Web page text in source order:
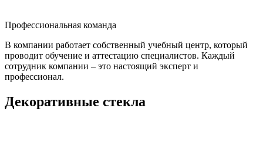
Профессиональная команда
В компании работает собственный учебный центр, который
проводит обучение и аттестацию специалистов. Каждый
сотрудник компании – это настоящий эксперт и
профессионал.
Декоративные стекла